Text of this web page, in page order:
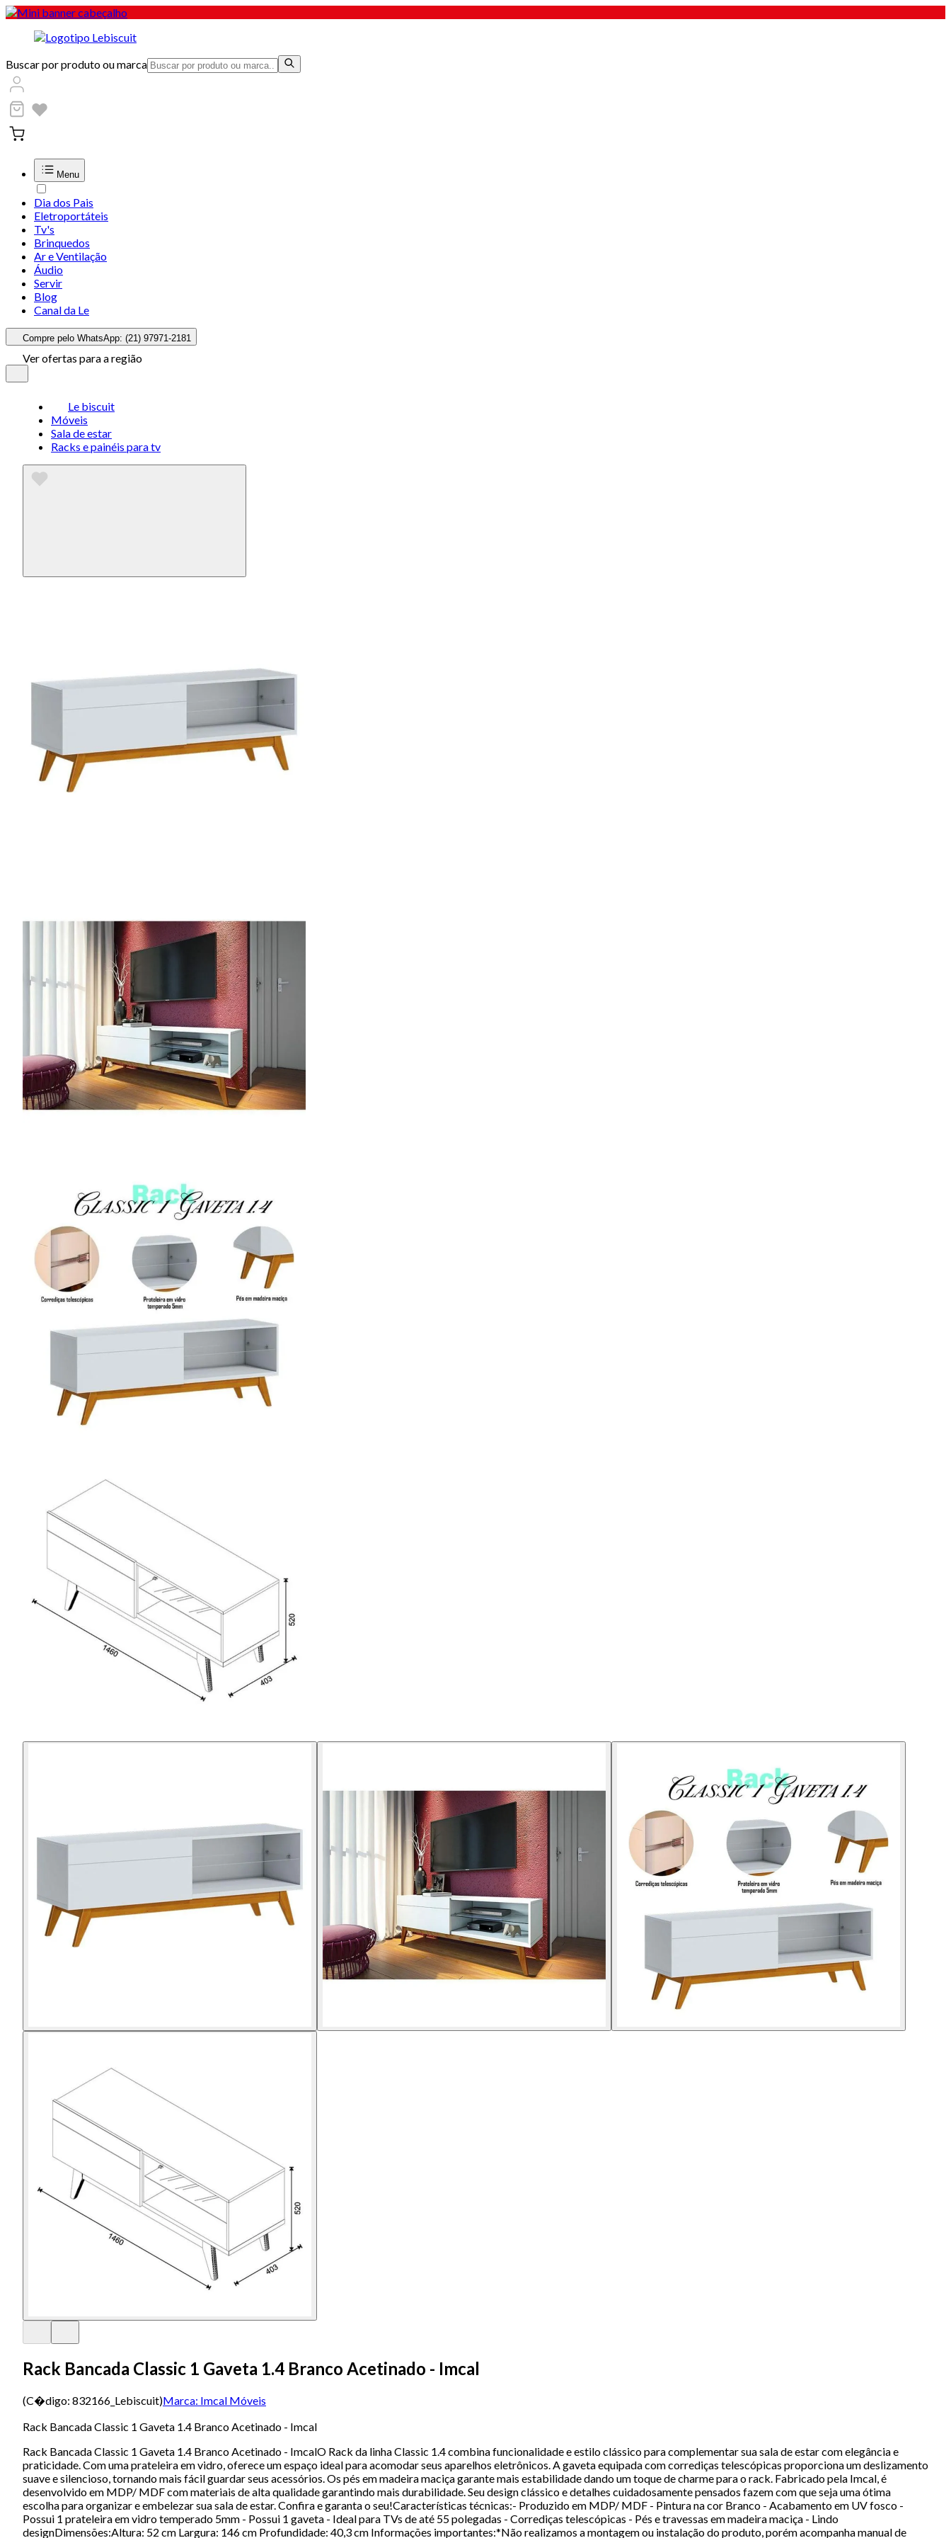
Buscar por produto ou marca
Menu
Dia dos Pais
Eletroportáteis
Tv's
Brinquedos
Ar e Ventilação
Áudio
Servir
Blog
Canal da Le
Compre pelo WhatsApp: (21) 97971-2181
Ver ofertas para a região
Le biscuit
Móveis
Sala de estar
Racks e painéis para tv
Rack Bancada Classic 1 Gaveta 1.4 Branco Acetinado - Imcal
(C�digo: 832166_Lebiscuit)Marca: Imcal Móveis
Rack Bancada Classic 1 Gaveta 1.4 Branco Acetinado - Imcal
Rack Bancada Classic 1 Gaveta 1.4 Branco Acetinado - ImcalO Rack da linha Classic 1.4 combina funcionalidade e estilo clássico para complementar sua sala de estar com elegância e
praticidade. Com uma prateleira em vidro, oferece um espaço ideal para acomodar seus aparelhos eletrônicos. A gaveta equipada com corrediças telescópicas proporciona um deslizamento
suave e silencioso, tornando mais fácil guardar seus acessórios. Os pés em madeira maciça garante mais estabilidade dando um toque de charme para o rack. Fabricado pela Imcal, é
desenvolvido em MDP/ MDF com materiais de alta qualidade garantindo mais durabilidade. Seu design clássico e detalhes cuidadosamente pensados fazem com que seja uma ótima
escolha para organizar e embelezar sua sala de estar. Confira e garanta o seu!Características técnicas:- Produzido em MDP/ MDF - Pintura na cor Branco - Acabamento em UV fosco -
Possui 1 prateleira em vidro temperado 5mm - Possui 1 gaveta - Ideal para TVs de até 55 polegadas - Corrediças telescópicas - Pés e travessas em madeira maciça - Lindo
designDimensões:Altura: 52 cm Largura: 146 cm Profundidade: 40,3 cm Informações importantes:*Não realizamos a montagem ou instalação do produto, porém acompanha manual de